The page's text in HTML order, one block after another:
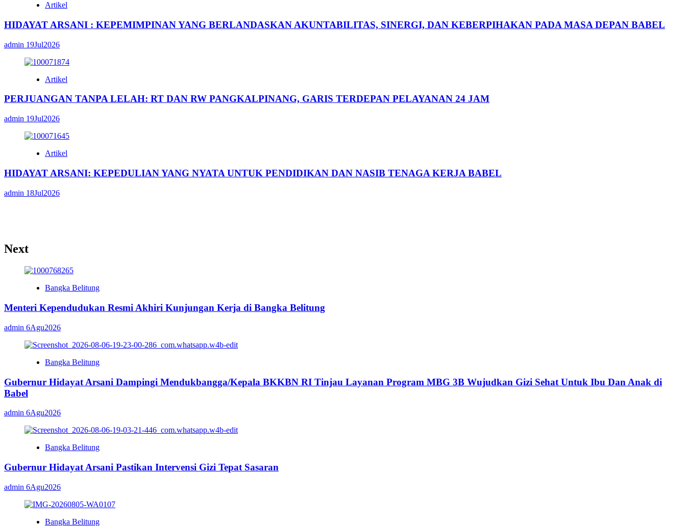
Artikel
HIDAYAT ARSANI : KEPEMIMPINAN YANG BERLANDASKAN AKUNTABILITAS, SINERGI, DAN KEBERPIHAKAN PADA MASA DEPAN BABEL
admin 19Jul2026
Artikel
PERJUANGAN TANPA LELAH: RT DAN RW PANGKALPINANG, GARIS TERDEPAN PELAYANAN 24 JAM
admin 19Jul2026
Artikel
HIDAYAT ARSANI: KEPEDULIAN YANG NYATA UNTUK PENDIDIKAN DAN NASIB TENAGA KERJA BABEL
admin 18Jul2026
Next
Bangka Belitung
Menteri Kependudukan Resmi Akhiri Kunjungan Kerja di Bangka Belitung
admin 6Agu2026
Bangka Belitung
Gubernur Hidayat Arsani Dampingi Mendukbangga/Kepala BKKBN RI Tinjau Layanan Program MBG 3B Wujudkan Gizi Sehat Untuk Ibu Dan Anak di
Babel
admin 6Agu2026
Bangka Belitung
Gubernur Hidayat Arsani Pastikan Intervensi Gizi Tepat Sasaran
admin 6Agu2026
Bangka Belitung